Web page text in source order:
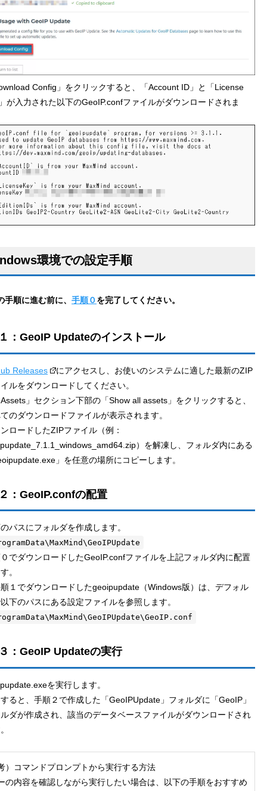
Config」をクリックすると、「Account ID」と「License
が入力された以下のGeoIP.confファイルがダウンロードされま
環境での設定手順
順に進む前に、 手順０を完了してください。
：GeoIP Updateのインストール
Releases
にアクセスし、お使いのシステムに適した最新のZIP
ルをダウンロードしてください。
」セクション下部の「Show all assets」をクリックすると、
のダウンロードファイルが表示されます。
ロードしたZIPファイル（例：
）を解凍し、フォルダ内にある
」を任意の場所にコピーします。
：GeoIP.confの配置
パスにフォルダを作成します。
でダウンロードしたGeoIP.confファイルを上記フォルダ内に配置
。
１でダウンロードしたgeoipupdate（Windows版）は、デフォル
下のパスにある設定ファイルを参照します。
：GeoIP Updateの実行
を実行します。
ると、手順２で作成した「GeoIPUpdate」フォルダに「GeoIP」
ダが作成され、該当のデータベースファイルがダウンロードされ
）コマンドプロンプトから実行する方法
の内容を確認しながら実行したい場合は、以下の手順をおすすめ